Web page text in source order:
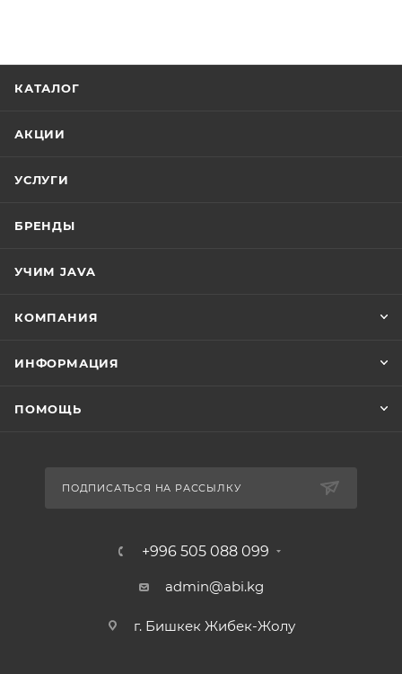
КАТАЛОГ
АКЦИИ
УСЛУГИ
БРЕНДЫ
УЧИМ JAVA
КОМПАНИЯ
ИНФОРМАЦИЯ
ПОМОЩЬ
ПОДПИСАТЬСЯ НА РАССЫЛКУ
+996 505 088 099
admin@abi.kg
г. Бишкек Жибек-Жолу